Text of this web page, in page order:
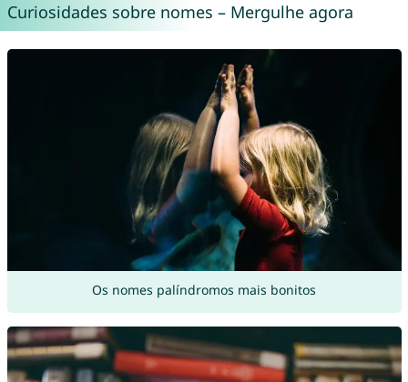
Curiosidades sobre nomes – Mergulhe agora
Os nomes palíndromos mais bonitos